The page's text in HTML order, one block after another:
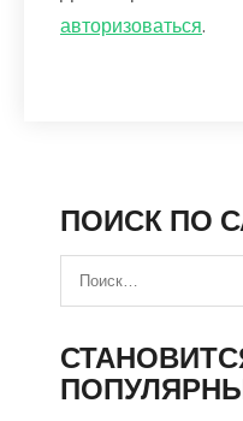
авторизоваться.
ПОИСК ПО